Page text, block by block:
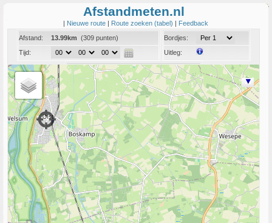
Afstandmeten.nl
| Nieuwe route | Route zoeken (tabel) | Feedback
Afstand:
13.99km (309 punten)
Tijd:
Bordjes:
Uitleg:
Coord:
Link naar deze route